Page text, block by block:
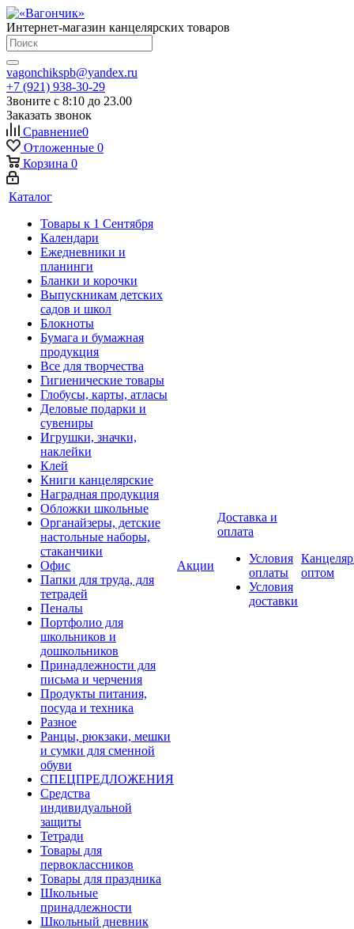
Интернет-магазин канцелярских товаров
vagonchikspb@yandex.ru
+7 (921) 938-30-29
Звоните с 8:10 до 23.00
Заказать звонок
Сравнение0
Отложенные 0
Корзина 0
Каталог
Товары к 1 Сентября
Календари
Ежедневники и
планинги
Бланки и корочки
Выпускникам детских
садов и школ
Блокноты
Бумага и бумажная
продукция
Все для творчества
Гигиенические товары
Глобусы, карты, атласы
Деловые подарки и
сувениры
Игрушки, значки,
наклейки
Клей
Книги канцелярские
Наградная продукция
Обложки школьные
Органайзеры, детские
настольные наборы,
стаканчики
Офис
Папки для труда, для
тетрадей
Пеналы
Портфолио для
школьников и
дошкольников
Принадлежности для
письма и черчения
Продукты питания,
посуда и техника
Разное
Ранцы, рюкзаки, мешки
и сумки для сменной
обуви
СПЕЦПРЕДЛОЖЕНИЯ
Средства
индивидуальной
защиты
Тетради
Товары для
первоклассников
Товары для праздника
Школьные
принадлежности
Школьный дневник
Акции
Доставка и
оплата
Условия
оплаты
Условия
доставки
оптом